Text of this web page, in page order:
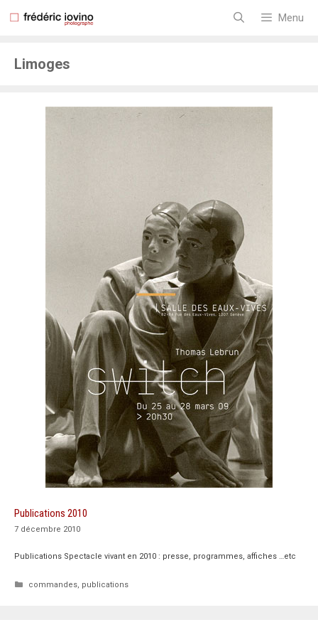
Menu
Limoges
Publications 2010
7 décembre 2010
Publications Spectacle vivant en 2010 : presse, programmes, affiches …etc
Catégories
commandes, publications